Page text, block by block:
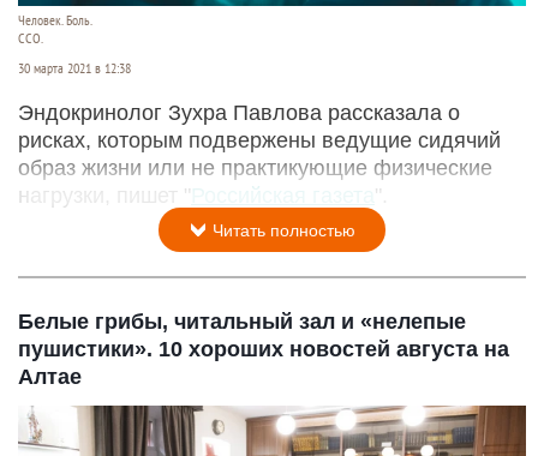
Человек. Боль.
CCO.
30 марта 2021 в 12:38
Эндокринолог Зухра Павлова рассказала о
рисках, которым подвержены ведущие сидячий
образ жизни или не практикующие физические
нагрузки, пишет "Российская газета ".
Читать полностью
Белые грибы, читальный зал и «нелепые
пушистики». 10 хороших новостей августа на
Алтае